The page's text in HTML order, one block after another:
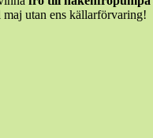
utan ens källarförvaring!